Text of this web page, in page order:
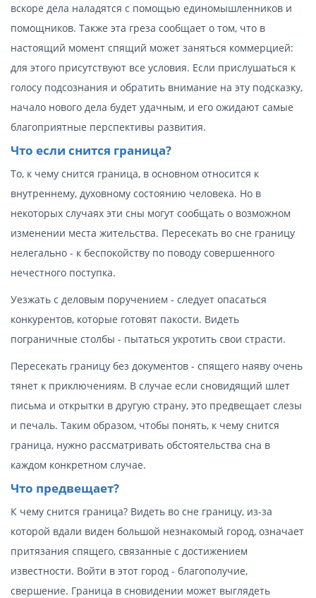
вскоре дела наладятся с помощью единомышленников и
помощников. Также эта греза сообщает о том, что в
настоящий момент спящий может заняться коммерцией:
для этого присутствуют все условия. Если прислушаться к
голосу подсознания и обратить внимание на эту подсказку,
начало нового дела будет удачным, и его ожидают самые
благоприятные перспективы развития.
Что если снится граница?
То, к чему снится граница, в основном относится к
внутреннему, духовному состоянию человека. Но в
некоторых случаях эти сны могут сообщать о возможном
изменении места жительства. Пересекать во сне границу
нелегально - к беспокойству по поводу совершенного
нечестного поступка.
Уезжать с деловым поручением - следует опасаться
конкурентов, которые готовят пакости. Видеть
пограничные столбы - пытаться укротить свои страсти.
Пересекать границу без документов - спящего наяву очень
тянет к приключениям. В случае если сновидящий шлет
письма и открытки в другую страну, это предвещает слезы
и печаль. Таким образом, чтобы понять, к чему снится
граница, нужно рассматривать обстоятельства сна в
каждом конкретном случае.
Что предвещает?
К чему снится граница? Видеть во сне границу, из-за
которой вдали виден большой незнакомый город, означает
притязания спящего, связанные с достижением
известности. Войти в этот город - благополучие,
свершение. Граница в сновидении может выглядеть